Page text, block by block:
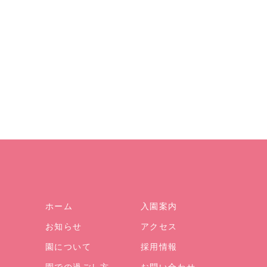
ホーム
入園案内
お知らせ
アクセス
園について
採用情報